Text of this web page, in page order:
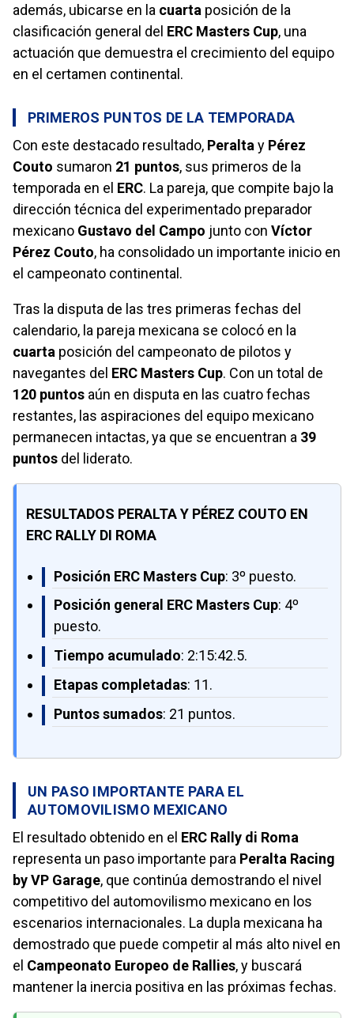
además, ubicarse en la cuarta posición de la
clasificación general del ERC Masters Cup, una
actuación que demuestra el crecimiento del equipo
en el certamen continental.
PRIMEROS PUNTOS DE LA TEMPORADA
Con este destacado resultado, Peralta y Pérez
Couto sumaron 21 puntos, sus primeros de la
temporada en el ERC. La pareja, que compite bajo la
dirección técnica del experimentado preparador
mexicano Gustavo del Campo junto con Víctor
Pérez Couto, ha consolidado un importante inicio en
el campeonato continental.
Tras la disputa de las tres primeras fechas del
calendario, la pareja mexicana se colocó en la
cuarta posición del campeonato de pilotos y
navegantes del ERC Masters Cup. Con un total de
120 puntos aún en disputa en las cuatro fechas
restantes, las aspiraciones del equipo mexicano
permanecen intactas, ya que se encuentran a 39
puntos del liderato.
RESULTADOS PERALTA Y PÉREZ COUTO EN
ERC RALLY DI ROMA
Posición ERC Masters Cup: 3º puesto.
Posición general ERC Masters Cup: 4º
puesto.
Tiempo acumulado: 2:15:42.5.
Etapas completadas: 11.
Puntos sumados: 21 puntos.
UN PASO IMPORTANTE PARA EL
AUTOMOVILISMO MEXICANO
El resultado obtenido en el ERC Rally di Roma
representa un paso importante para Peralta Racing
by VP Garage, que continúa demostrando el nivel
competitivo del automovilismo mexicano en los
escenarios internacionales. La dupla mexicana ha
demostrado que puede competir al más alto nivel en
el Campeonato Europeo de Rallies, y buscará
mantener la inercia positiva en las próximas fechas.